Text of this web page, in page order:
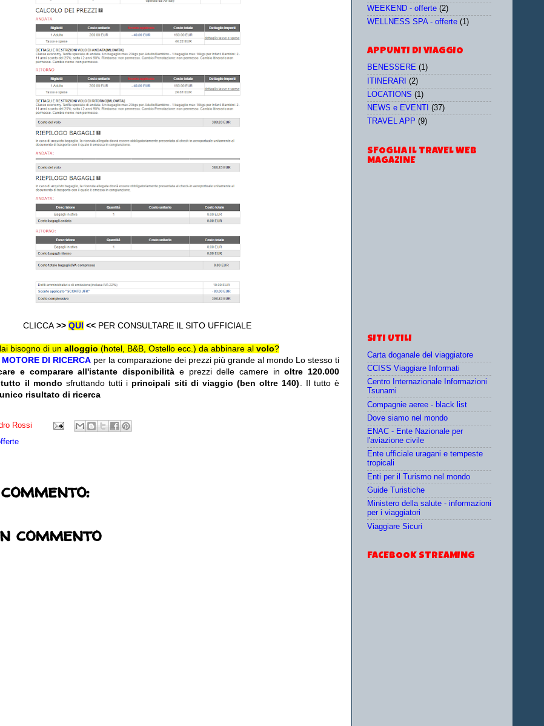
CLICCA >> QUI <<PER CONSULTARE IL SITO UFFICIALE
bisogno di un alloggio (hotel, B&B, Ostello ecc.) da abbinare al volo?
MOTORE DI RICERCA per la comparazione dei prezzi più grande al mondo Lo stesso ti
e comparare all'istante disponibilità e prezzi delle camere inoltre 120.000
il mondo sfruttando tutti i principali siti di viaggio (ben oltre 140) . Il tutto è
unico risultato di ricerca
Rossi
commento
WEEKEND - offerte (2)
WELLNESS SPA - offerte (1)
APPUNTI DI VIAGGIO
BENESSERE (1)
ITINERARI (2)
LOCATIONS (1)
NEWS e EVENTI
(37)
TRAVEL APP (9)
SFOGLIA IL TRAVEL WEB
MAGAZINE
SITI UTILI
Carta doganale del viaggiatore
CCISS Viaggiare Informati
Centro Internazionale Informazioni
Tsunami
Compagnie aeree - black list
Dove siamo nel mondo
ENAC - Ente Nazionale per
l'aviazione civile
Ente ufficiale uragani e tempeste
tropicali
Enti per il Turismo nel mondo
Guide Turistiche
Ministero della salute - informazioni
per i viaggiatori
Viaggiare Sicuri
FACEBOOK STREAMING